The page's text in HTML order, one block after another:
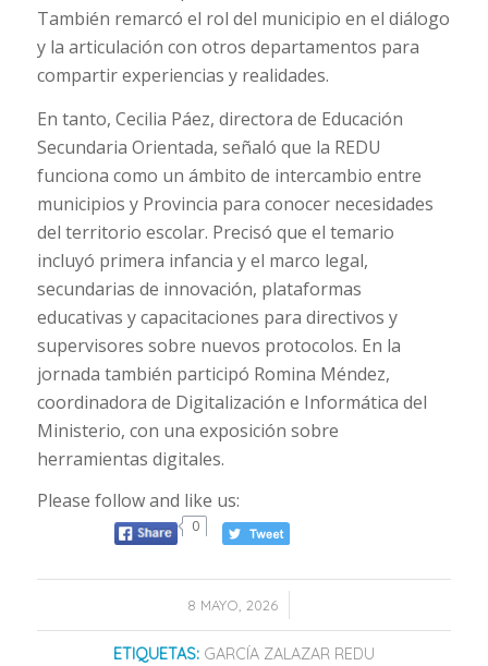
También remarcó el rol del municipio en el diálogo
y la articulación con otros departamentos para
compartir experiencias y realidades.
En tanto, Cecilia Páez, directora de Educación
Secundaria Orientada, señaló que la REDU
funciona como un ámbito de intercambio entre
municipios y Provincia para conocer necesidades
del territorio escolar. Precisó que el temario
incluyó primera infancia y el marco legal,
secundarias de innovación, plataformas
educativas y capacitaciones para directivos y
supervisores sobre nuevos protocolos. En la
jornada también participó Romina Méndez,
coordinadora de Digitalización e Informática del
Ministerio, con una exposición sobre
herramientas digitales.
Please follow and like us:
0
8 MAYO, 2026
/
ETIQUETAS: GARCÍA ZALAZAR REDU